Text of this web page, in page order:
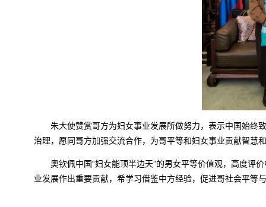
朱大使赞赏哥方为妇女事业发展所做努力，表示中国始终
治理，愿同哥方加强交流合作，为哥平等和妇女事业贡献智慧
奥钦佩中国“妇女能顶半边天”的男女平等价值观，高度评
业发展作出重要贡献，希学习借鉴中方经验，促进哥社会平等